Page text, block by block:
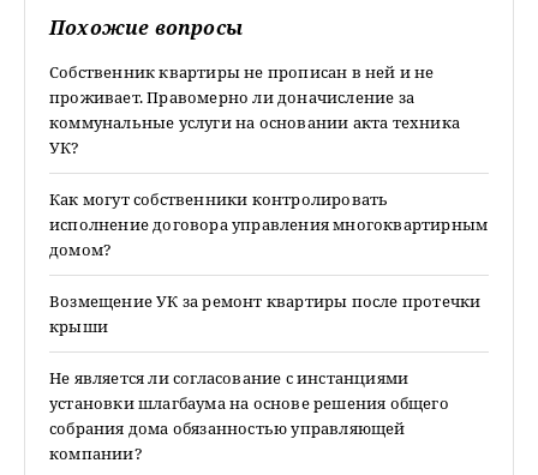
Похожие вопросы
Собственник квартиры не прописан в ней и не
проживает. Правомерно ли доначисление за
коммунальные услуги на основании акта техника
УК?
Как могут собственники контролировать
исполнение договора управления многоквартирным
домом?
Возмещение УК за ремонт квартиры после протечки
крыши
Не является ли согласование с инстанциями
установки шлагбаума на основе решения общего
собрания дома обязанностью управляющей
компании?